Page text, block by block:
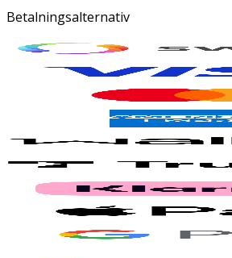
Betalningsalternativ